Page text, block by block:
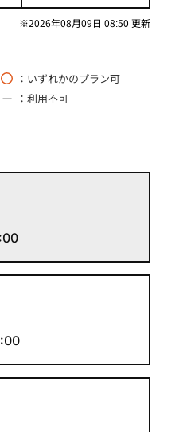
※2026年08月09日 08:50 更新
：いずれかのプラン可
：利用不可